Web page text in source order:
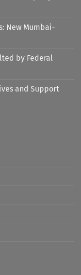
New Mumbai-
by Federal
and Support